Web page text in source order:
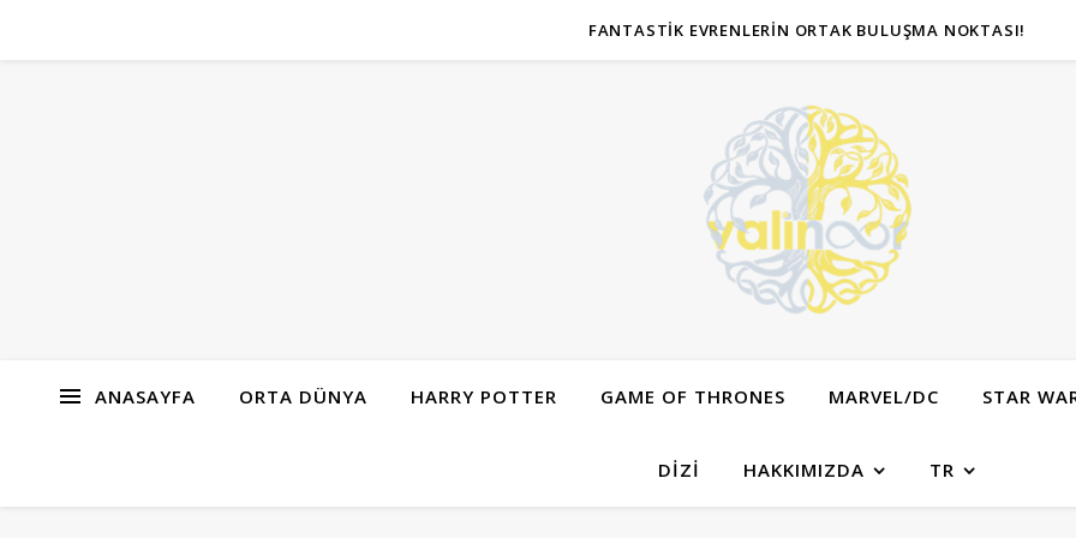
FANTASTIK EVRENLERIN ORTAK BULUŞMA NOKTASI!
ANASAYFA ORTA DÜNYA HARRY POTTER GAME OF THRONES MARVEL/DC STAR
DIZI HAKKIMIZDA TR